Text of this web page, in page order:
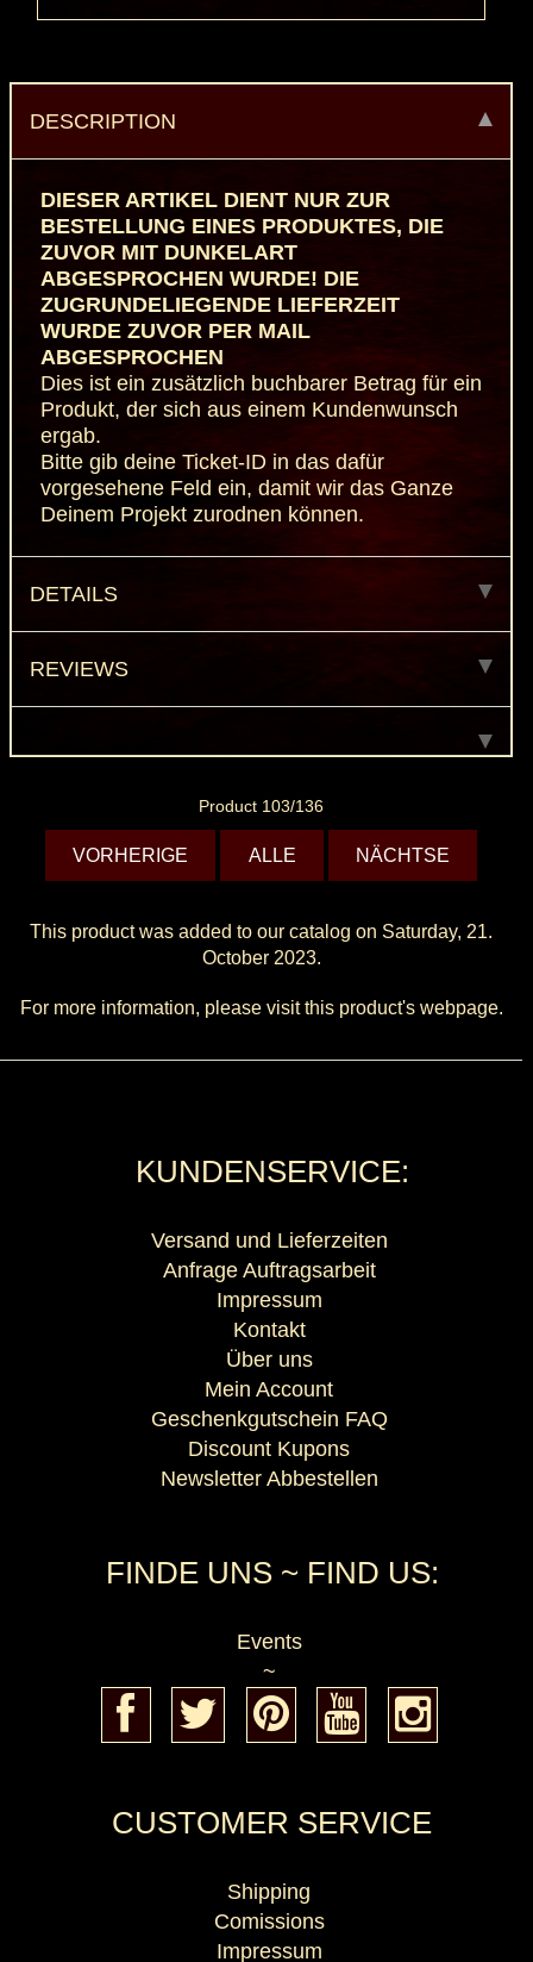
DESCRIPTION
DIESER ARTIKEL DIENT NUR ZUR
BESTELLUNG EINES PRODUKTES, DIE
ZUVOR MIT DUNKELART
ABGESPROCHEN WURDE! DIE
ZUGRUNDELIEGENDE LIEFERZEIT
WURDE ZUVOR PER MAIL
ABGESPROCHEN
Dies ist ein zusätzlich buchbarer Betrag für ein
Produkt, der sich aus einem Kundenwunsch
ergab.
Bitte gib deine Ticket-ID in das dafür
vorgesehene Feld ein, damit wir das Ganze
Deinem Projekt zurodnen können.
DETAILS
REVIEWS
Product 103/136
VORHERIGE ALLE NÄCHTSE
This product was added to our catalog on Saturday, 21.
October 2023.
For more information, please visit this product's webpage.
KUNDENSERVICE:
Versand und Lieferzeiten
Anfrage Auftragsarbeit
Impressum
Kontakt
Über uns
Mein Account
Geschenkgutschein FAQ
Discount Kupons
Newsletter Abbestellen
FINDE UNS ~ FIND US:
Events
~
CUSTOMER SERVICE
Shipping
Comissions
Impressum